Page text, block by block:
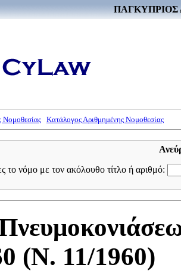
ΠΑΓΚΥΠΡΙΟΣ
Νομοθεσίας Κατάλογος Αριθμημένης Νομοθεσίας
το νόμο με τον ακόλουθο τίτλο ή αριθμό:
(Ν. 11/1960)